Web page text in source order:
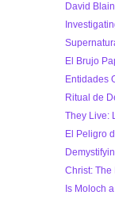
David
El Brujo
Entidades
Ritual de
They Live:
El Peligro
Christ: The
Is Moloch